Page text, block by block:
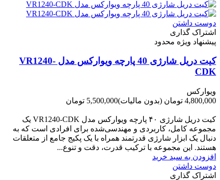
دوست داشتن
اشتراک گذاری
پیشنهاد ویژه محدود
کیت دریل شارژی 40 پارچه ویوارکس مدل VR1240-
CDK
ویوارکس
4,800,000 تومان
(بدون مالیات)5,500,000 تومان
کیت دریل شارژی ۴۰ پارچه ویوارکس مدل VR1240‑CDK یک
مجموعه کامل، کاربردی و مهندسی‌شده برای افرادی است که به
دنبال یک ابزار شارژی قدرتمند همراه با یک پکیج جامع از متعلقات
هستند. این مجموعه با ترکیب قدرت، دقت و تنوع...
افزودن به سبد خرید
دوست داشتن
اشتراک گذاری